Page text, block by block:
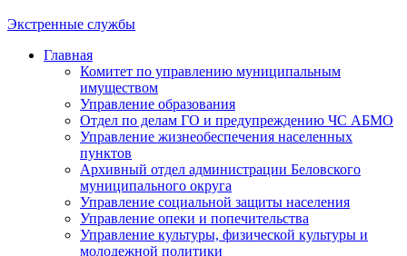
Экстренные службы
Главная
Комитет по управлению муниципальным
имуществом
Управление образования
Отдел по делам ГО и предупреждению ЧС АБМО
Управление жизнеобеспечения населенных
пунктов
Архивный отдел администрации Беловского
муниципального округа
Управление социальной защиты населения
Управление опеки и попечительства
Управление культуры, физической культуры и
молодежной политики